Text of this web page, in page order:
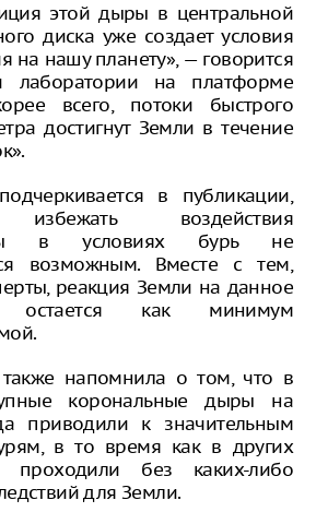
этой дыры в центральной
диска уже создает условия
на нашу планету», — говорится
лаборатории на платформе
всего, потоки быстрого
достигнут Земли в течение
в публикации,
избежать воздействия
в условиях бурь не
возможным. Вместе с тем,
реакция Земли на данное
остается как минимум
напомнила о том, что в
корональные дыры на
приводили к значительным
в то время как в других
проходили без каких-либо
для Земли.